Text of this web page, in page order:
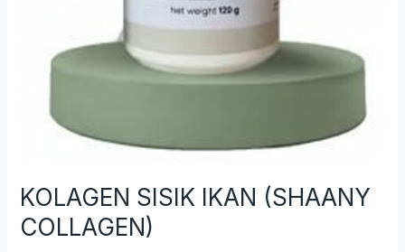
KOLAGEN SISIK IKAN (SHAANY
COLLAGEN)